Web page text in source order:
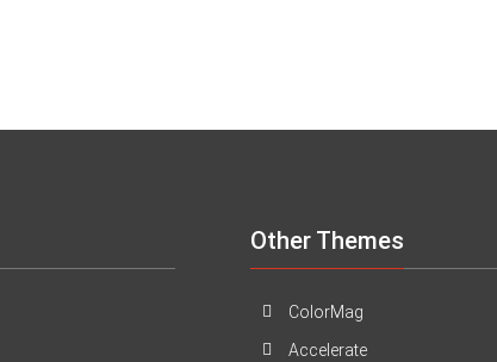
Other Themes
ColorMag
Accelerate